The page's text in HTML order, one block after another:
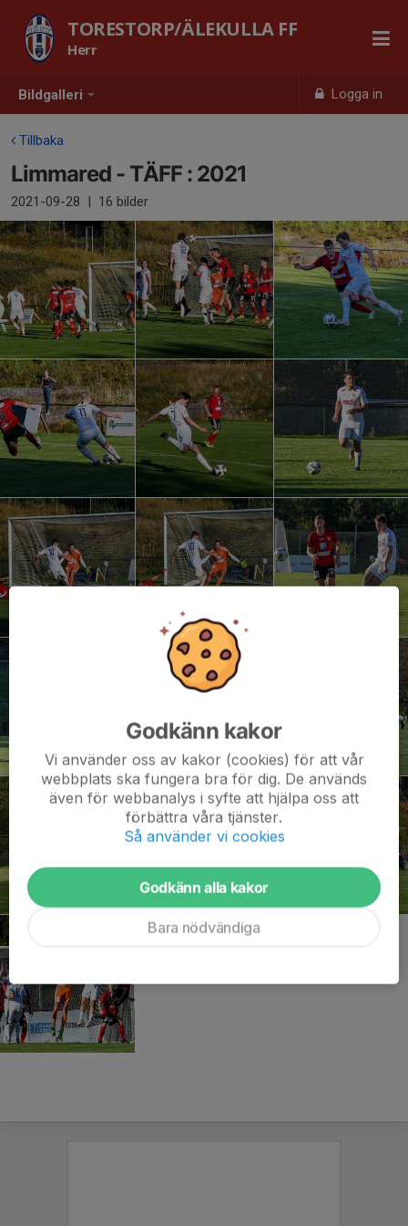
Bildgalleri Logga in
TORESTORP/ÄLEKULLA FF
Herr
Tillbaka
Limmared - TÄFF : 2021
2021-09-28 | 16 bilder
Godkänn kakor
Vi använder oss av kakor (cookies) för att vår
webbplats ska fungera bra för dig. De används
även för webbanalys i syfte att hjälpa oss att
förbättra våra tjänster.
Så använder vi cookies
Godkänn alla kakor
Bara nödvändiga